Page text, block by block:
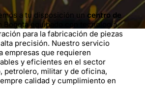
a tu disposición un centro de
Bogotá equipado con tecnología
para la fabricación de piezas
precisión. Nuestro servicio
empresas que requieren
y eficientes en el sector
petrolero, militar y de oficina,
calidad y cumplimiento en